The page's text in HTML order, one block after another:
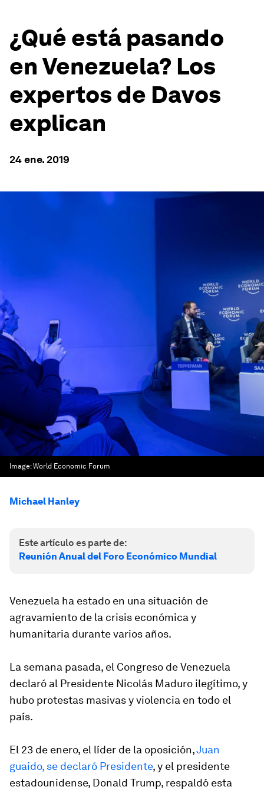
¿Qué está pasando
en Venezuela? Los
expertos de Davos
explican
24 ene. 2019
Image:World Economic Forum
Michael Hanley
Este artículo es parte de:
Reunión Anual del Foro Económico Mundial
Venezuela ha estado en una situación de
agravamiento de la crisis económica y
humanitaria durante varios años.
La semana pasada, el Congreso de Venezuela
declaró al Presidente Nicolás Maduro ilegítimo, y
hubo protestas masivas y violencia en todo el
país.
El 23 de enero, el líder de la oposición,Juan
guaido, se declaró Presidente, y el presidente
estadounidense, Donald Trump, respaldó esta